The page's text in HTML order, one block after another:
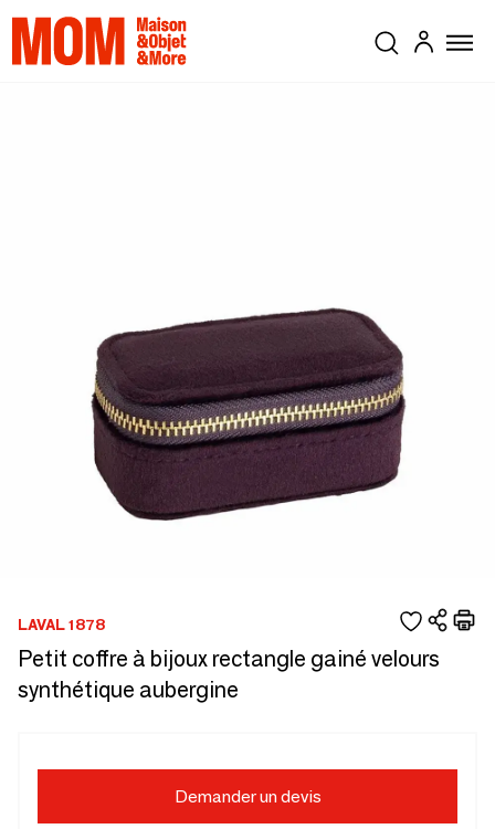
LAVAL 1878
Petit coffre à bijoux rectangle gainé velours
synthétique aubergine
Demander un devis